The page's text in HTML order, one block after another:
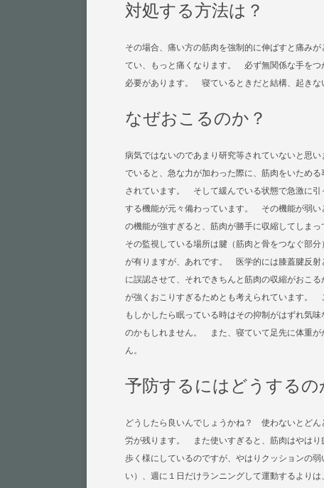
対処する方法は？
その場合、痛い方の筋肉を強制的に伸ばすと痛み
てい、もっと痛くなります。 必ず無関係な手をつ
必要があります。 寝ているときだと結構、起きな
なぜおこるのか？
病気ではないのであまり研究等されていないと思
でいると、急な力が加わった際に、筋肉をいため
されています。 そして緩んでいる状態で急激に引
する機能が元々備わっています。 その機能が弱い
の機能が強すぎると、筋肉が勝手に収縮してしまっ
その監視している場所は腱（筋肉と骨をつなぐ部
が有りますが、あれです。 医学的には膝蓋腱反
に誤認させて、それできちんと筋肉の収縮がおこ
が強くおこりすぎるためとも考えられています。
もしかしたら眠っている時はその抑制がはずれ気
のかもしれません。 また、寝ていて足先に体重が
ん。
予防するにはどうするの
どうしたら良いんでしょうかね？ 使わないとど
労が残ります。 また使いすぎると、筋肉はやは
歩く様にしているのですが、やはりクッションの
い）、週に１日だけランニングして運動するより